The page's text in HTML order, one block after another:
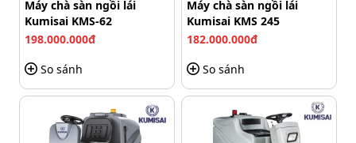
Máy chà sàn ngồi lái
Kumisai KMS-62
198.000.000đ
So sánh
Máy chà sàn ngồi lái
Kumisai KMS 245
182.000.000đ
So sánh